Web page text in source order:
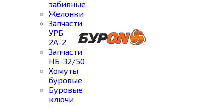
забивные
Желонки
Запчасти
УРБ
2А-2
Запчасти
НБ-32/50
Хомуты
буровые
Буровые
ключи